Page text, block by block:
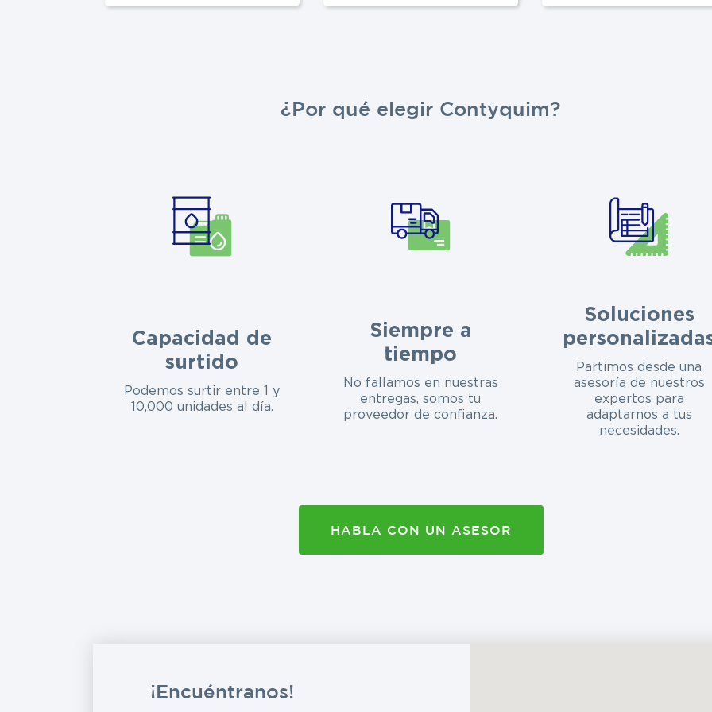
¿Por qué elegir Contyquim?
Capacidad de
surtido
Podemos surtir entre 1 y
10,000 unidades al día.
Siempre a
tiempo
No fallamos en nuestras
entregas, somos tu
proveedor de confianza.
Soluciones
Partimos desde una
asesoría de nuestros
expertos para
adaptarnos a tus
necesidades.
HABLA CON UN ASESOR
¡Encuéntranos!